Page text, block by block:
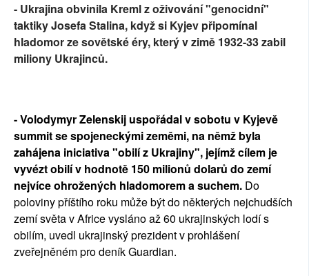
- Ukrajina obvinila Kreml z oživování "genocidní"
taktiky Josefa Stalina, když si Kyjev připomínal
hladomor ze sovětské éry, který v zimě 1932-33 zabil
miliony Ukrajinců.
- Volodymyr Zelenskij uspořádal v sobotu v Kyjevě
summit se spojeneckými zeměmi, na němž byla
zahájena iniciativa "obilí z Ukrajiny", jejímž cílem je
vyvézt obilí v hodnotě 150 milionů dolarů do zemí
nejvíce ohrožených hladomorem a suchem. Do
poloviny příštího roku může být do některých nejchudších
zemí světa v Africe vysláno až 60 ukrajinských lodí s
obilím, uvedl ukrajinský prezident v prohlášení
zveřejněném pro deník Guardian.